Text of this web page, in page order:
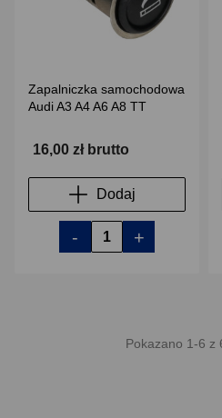
Zapalniczka samochodowa
Audi A3 A4 A6 A8 TT
16,00 zł brutto
Dodaj
- +
Pokazano 1-6 z